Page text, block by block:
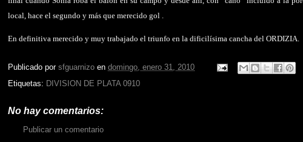
local, hace el segundo y más que merecido gol .
En definitiva merecido y muy trabajado el triunfo en la dificilísima cancha del ORDIZIA.
Publicado por sfguarnizo en domingo, enero 31, 2010
Etiquetas: DIVISION DE PLATA 0910
No hay comentarios:
Publicar un comentario